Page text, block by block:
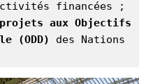
financées ;
aux Objectifs
(ODD)
des Nations